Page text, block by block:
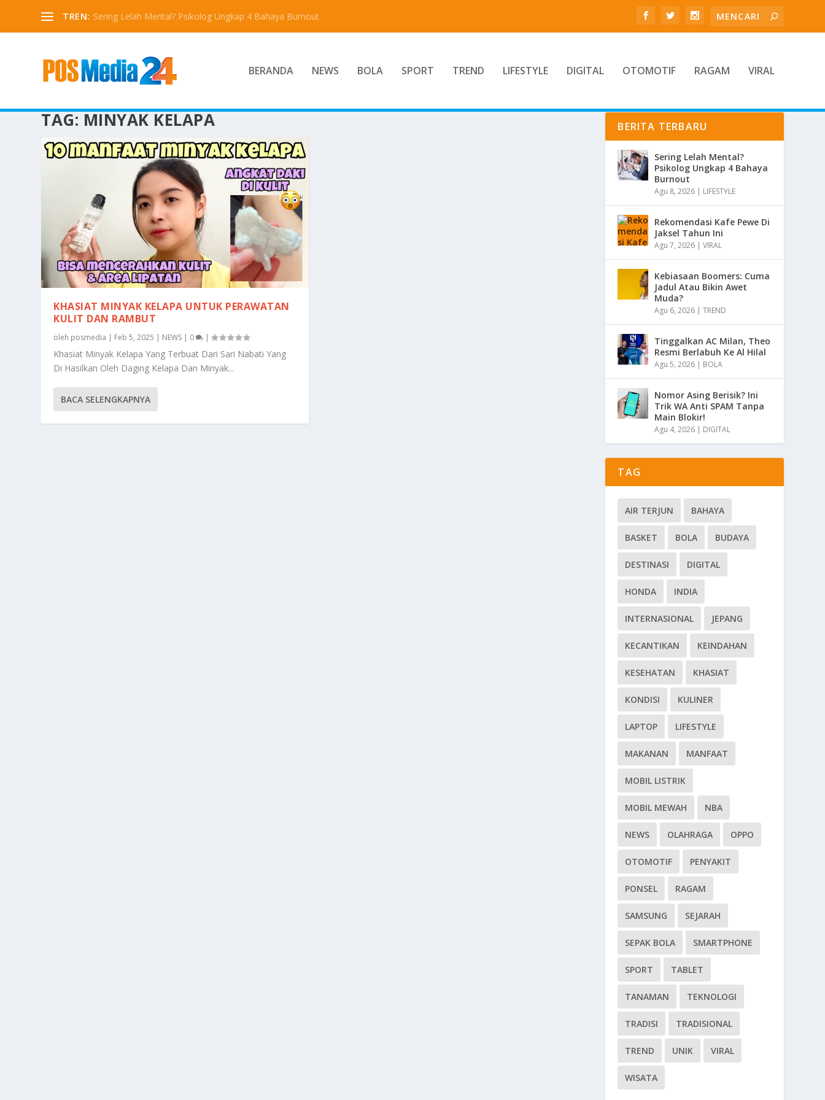
TREN: Sering Lelah Mental? Psikolog Ungkap 4 Bahaya Burnout
BERANDA NEWS BOLA SPORT TREND LIFESTYLE DIGITAL OTOMOTIF RAGAM VIRAL
TAG: MINYAK KELAPA
KHASIAT MINYAK KELAPA UNTUK PERAWATAN
KULIT DAN RAMBUT
oleh posmedia | Feb 5, 2025 | NEWS | 0 |
Khasiat Minyak Kelapa Yang Terbuat Dari Sari Nabati Yang
Di Hasilkan Oleh Daging Kelapa Dan Minyak...
BACA SELENGKAPNYA
BERITA TERBARU
Sering Lelah Mental?
Psikolog Ungkap 4 Bahaya
Burnout
Agu 8, 2026 | LIFESTYLE
Rekomendasi Kafe Pewe Di
Jaksel Tahun Ini
Agu 7, 2026 |VIRAL
Kebiasaan Boomers: Cuma
Jadul Atau Bikin Awet
Muda?
Agu 6, 2026 |TREND
Tinggalkan AC Milan, Theo
Resmi Berlabuh Ke Al Hilal
Agu 5, 2026 | BOLA
Nomor Asing Berisik? Ini
Trik WA Anti SPAM Tanpa
Main Blokir!
Agu 4, 2026 | DIGITAL
TAG
AIR TERJUN BAHAYA
BASKET BOLA BUDAYA
DESTINASI DIGITAL
HONDA INDIA
INTERNASIONAL JEPANG
KECANTIKAN KEINDAHAN
KESEHATAN KHASIAT
KONDISI KULINER
LAPTOP LIFESTYLE
MAKANAN MANFAAT
MOBIL LISTRIK
MOBIL MEWAH NBA
NEWS OLAHRAGA OPPO
OTOMOTIF PENYAKIT
PONSEL RAGAM
SAMSUNG SEJARAH
SEPAK BOLA SMARTPHONE
SPORT TABLET
TANAMAN TEKNOLOGI
TRADISI TRADISIONAL
TREND UNIK VIRAL
WISATA